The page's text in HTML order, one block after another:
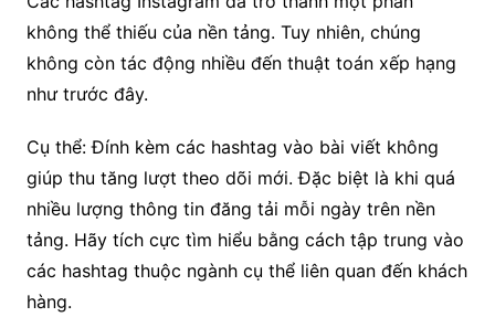
không thể thiếu của nền tảng. Tuy nhiên, chúng
không còn tác động nhiều đến thuật toán xếp hạng
như trước đây.
Cụ thể: Đính kèm các hashtag vào bài viết không
giúp thu tăng lượt theo dõi mới. Đặc biệt là khi quá
nhiều lượng thông tin đăng tải mỗi ngày trên nền
tảng. Hãy tích cực tìm hiểu bằng cách tập trung vào
các hashtag thuộc ngành cụ thể liên quan đến khách
hàng.